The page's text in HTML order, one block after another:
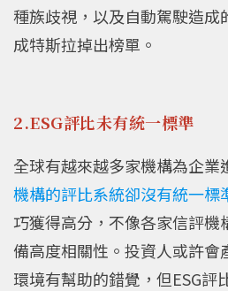
種族歧視，以及自動駕駛造成
成特斯拉掉出榜單。
2.ESG評比未有統一標準
全球有越來越多家機構為企業
機構的評比系統卻沒有統一標
巧獲得高分，不像各家信評機
備高度相關性。投資人或許會
環境有幫助的錯覺，但ESG評